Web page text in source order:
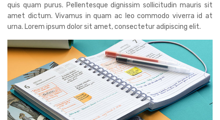
quis quam purus. Pellentesque dignissim sollicitudin mauris sit
amet dictum. Vivamus in quam ac leo commodo viverra id at
urna. Lorem ipsum dolor sit amet, consectetur adipiscing elit.